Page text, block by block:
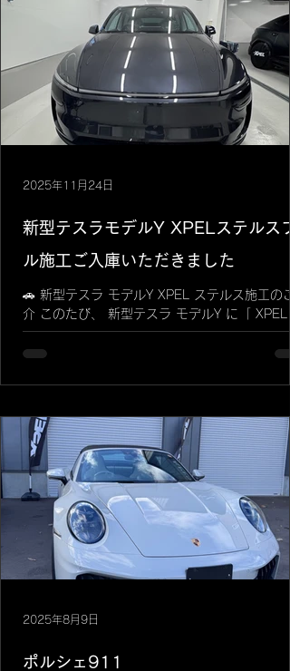
新型テスラモデルY XPELステルスフ
ル施工ご入庫いただきました
🚗 新型テスラ モデルY XPEL ステルス施工の
介 このたび、 新型テスラ モデルY に「 XPEL
テルス 」のフル施工を実施いたしました。札幌
テスラディーラーがオープンし、テスラ車の増
XPEL ステルスは、以下の 2つの大きな機能 を
つ最新のプロテクションフィルムです。 1. 質
の変更（カスタム性）: • 元のボディカラーは
ままに、車全体の質感を**半艶のマット（つや
し）**へと劇的に変化させます。 • これにより
他の車両との 差別化 を図ることができ、世界
人気が高まっているカスタム施工です。 2. ボ
ィの保護（プロテクション性）: • 走行中の 飛
石 などによるキズからボディ塗装を強力に保護
テルス施工を得意としており、特に以下の点に
貼り: 本来はテスラモデルYのリ
2025年11月24日
ポルシェ911
2025年8月9日